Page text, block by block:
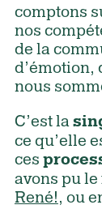
comptons
nos
de la
d’émotion,
nous
C’est la
ce qu’elle
ces
avons pu
René!, ou